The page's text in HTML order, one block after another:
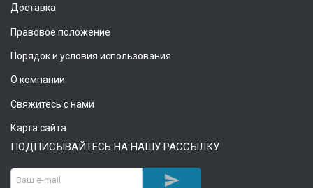
Доставка
Правовое положение
Порядок и условия использования
О компании
Свяжитесь с нами
Карта сайта
ПОДПИСЫВАЙТЕСЬ НА НАШУ РАССЫЛКУ
